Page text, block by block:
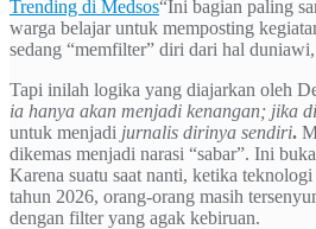
Trending di Medsos“Ini bagian paling
warga belajar untuk memposting
sedang “memfilter” diri dari hal
Tapi inilah logika yang diajarkan oleh
ia hanya akan menjadi kenangan; jika
untuk menjadi jurnalis dirinya sendiri.
dikemas menjadi narasi “sabar”. Ini
Karena suatu saat nanti, ketika
tahun 2026, orang-orang masih
dengan filter yang agak kebiruan.